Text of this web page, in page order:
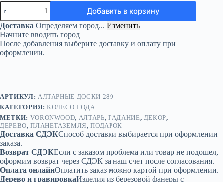
Количество
товара
Колесо
года
«Планета
Земля»
—
Добавить в корзину
Доставка Определяем город... Изменить
Начните вводить город
После добавления выберите доставку и оплату при
оформлении.
АРТИКУЛ: АЛТАРНЫЕ ДОСКИ 289
КАТЕГОРИЯ:КОЛЕСО ГОДА
МЕТКИ: VORONWOOD, АЛТАРЬ, ГАДАНИЕ, ДЕКОР,
ДЕРЕВО,ПЛАНЕТАЗЕМЛЯ,ПОДАРОК
Доставка СДЭКСпособ доставки выбирается при оформлении
заказа.
Возврат СДЭКЕсли с заказом проблема или товар не подошел,
оформим возврат через СДЭК за наш счет после согласования.
Оплата онлайнОплатить заказ можно картой при оформлении.
Дерево и гравировкаИзделия из березовой фанеры с